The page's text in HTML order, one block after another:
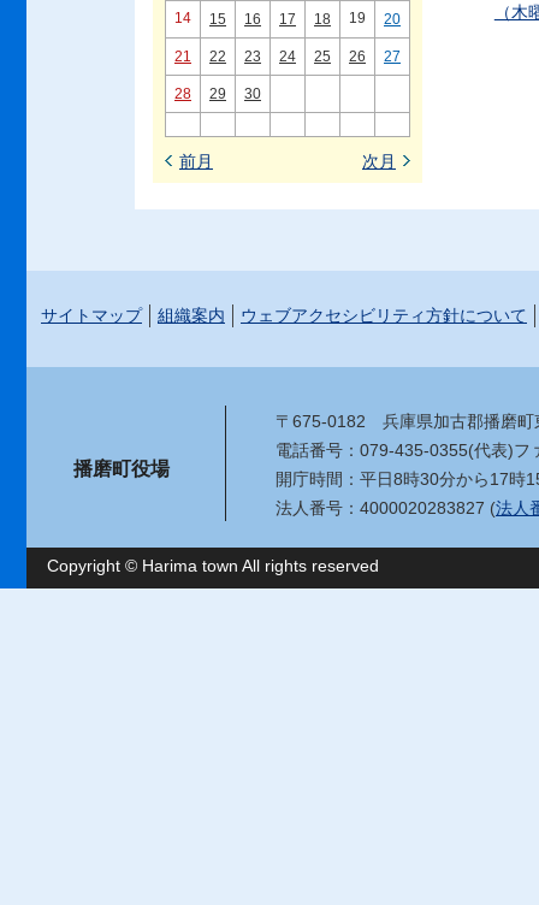
14 15 16 17 18 19 20
21 22 23 24 25 26 27
28 29 30
前月 次月
（木
サイトマップ 組織案内 ウェブアクセシビリティ方針について
播磨町役場
〒675-0182 兵庫県加古郡播磨
電話番号：079-435-0355(代表)フ
開庁時間：平日8時30分から17時
法人番号：4000020283827 (法人
Copyright © Harima town All rights reserved